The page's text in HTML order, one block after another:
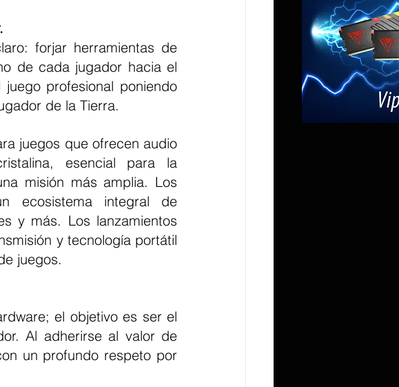
de cada jugador hacia el
profesional poniendo
de la Tierra.
esencial para la
misión más amplia. Los
ecosistema integral de
y más. Los lanzamientos
y tecnología portátil
juegos.
Al adherirse al valor de
un profundo respeto por